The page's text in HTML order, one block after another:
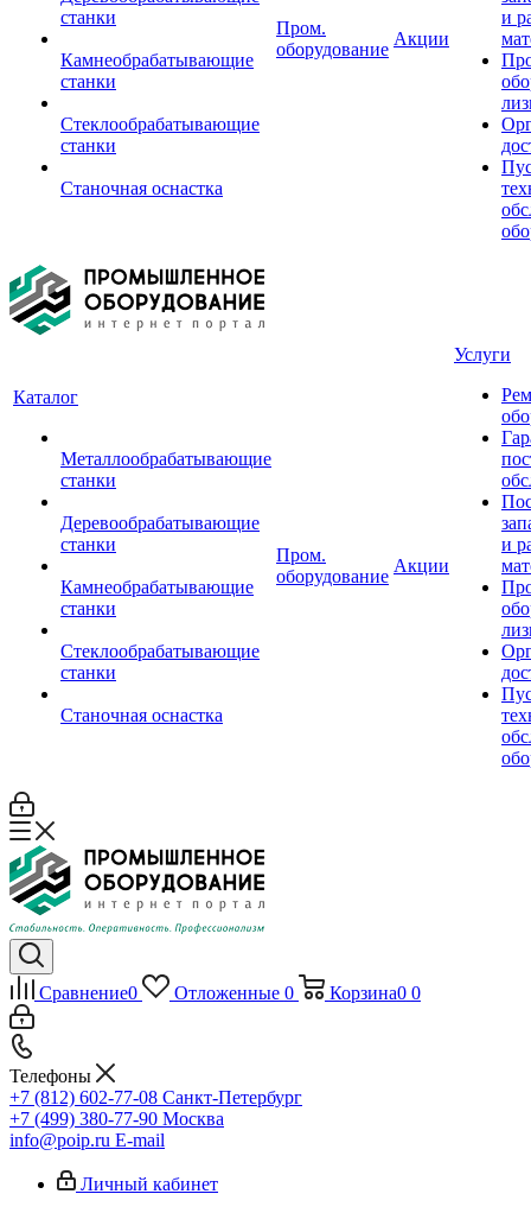
станки
Камнеобрабатывающие
станки
Стеклообрабатывающие
станки
Станочная оснастка
Пром.
оборудование
Акции
и
Каталог
Металлообрабатывающие
станки
Деревообрабатывающие
станки
Камнеобрабатывающие
станки
Стеклообрабатывающие
станки
Станочная оснастка
Пром.
оборудование
Акции
Услуги
и
Сравнение0 Отложенные 0 Корзина0 0
Телефоны
+7 (812) 602-77-08 Санкт-Петербург
+7 (499) 380-77-90 Москва
info@poip.ru E-mail
Личный кабинет